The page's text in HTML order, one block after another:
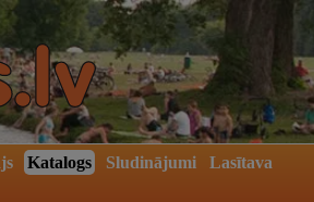
Katalogs Sludinājumi
Lasītava